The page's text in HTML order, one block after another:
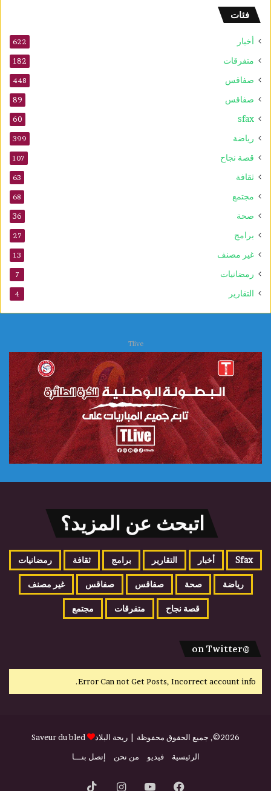
فئات
أخبار 622
متفرقات 182
صفاقس 448
صفاقس 89
sfax
60
رياضة 399
قصة نجاح 107
ثقافة 63
مجتمع 68
صحة 36
برامج 27
غير مصنف 13
رمضانيات 7
التقارير 4
Tlive
اتبحث عن المزيد؟
Sfax أخبار التقارير برامج ثقافة رمضانيات
رياضة صحة صفاقس صفاقس غير مصنف
قصة نجاح متفرقات مجتمع
@on Twitter
Error Can not Get Posts, Incorrect account info.
2026©, جميع الحقوق محفوظة | ريحة البلاد
Saveur du bled
الرئيسية
فيديو من نحن إتصل بنـــا
فيسبوك يوتيوب انستقرام